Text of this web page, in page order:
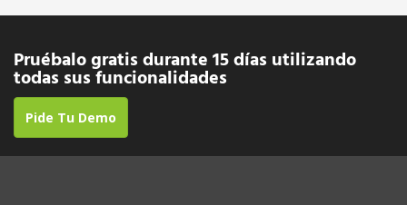
Pruébalo gratis durante 15 días utilizando
todas sus funcionalidades
Pide Tu Demo